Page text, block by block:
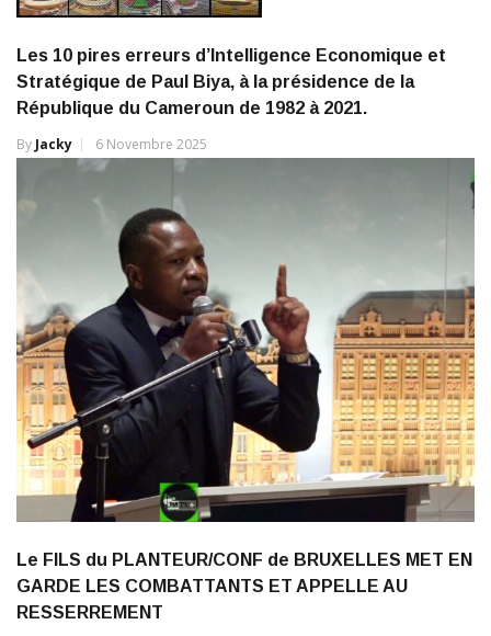
Les 10 pires erreurs d’Intelligence Economique et
Stratégique de Paul Biya, à la présidence de la
République du Cameroun de 1982 à 2021.
By Jacky 6 Novembre 2025
Le FILS du PLANTEUR/CONF de BRUXELLES MET EN
GARDE LES COMBATTANTS ET APPELLE AU
RESSERREMENT